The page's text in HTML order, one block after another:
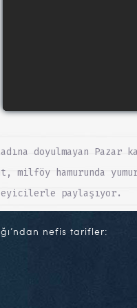
doyulmayan Pazar
milföy hamurunda
paylaşıyor.
nefis tarifler: